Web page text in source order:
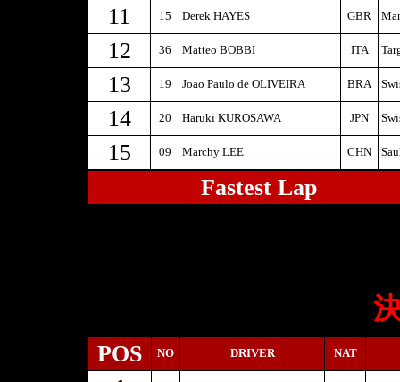
11 15 Derek HAYES GBR
12 36 Matteo BOBBI ITA
13 19 Joao Paulo de OLIVEIRA BRA
14 20 Haruki KUROSAWA JPN
15 09 Marchy LEE CHN
Fastest Lap
POS NO DRIVER NAT